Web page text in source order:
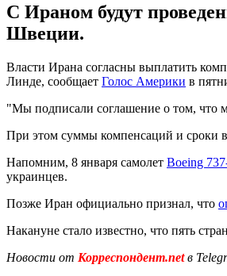
С Ираном будут
Швеции.
Власти Ирана согласны выплатить
Линде, сообщает Голос Америки в
"Мы подписали соглашение о том, что
При этом суммы компенсаций и сроки
Напомним, 8 января самолет Boeing
украинцев.
Позже Иран официально признал, что
Накануне стало известно, что пять
Новости от Корреспондент.netв